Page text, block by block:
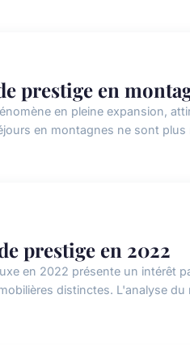
prestige en
en pleine expansion,
en montagnes ne sont plus
prestige en 2022
en 2022 présente un intérêt
distinctes. L'analyse du